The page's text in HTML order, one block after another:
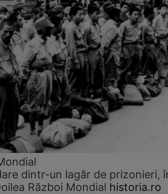
dintr-un lagăr de prizonieri,
Război Mondial historia.ro